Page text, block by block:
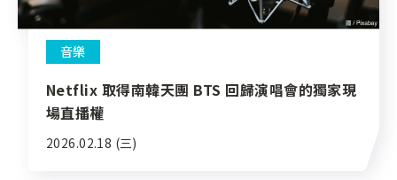
音樂
Netflix 取得南韓天團 BTS 回歸演唱會的獨家現
場直播權
2026.02.18 (三)